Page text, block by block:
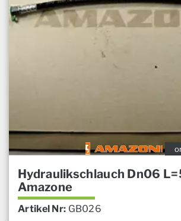
Hydraulikschlauch Dn06
Amazone
Artikel Nr: GB026